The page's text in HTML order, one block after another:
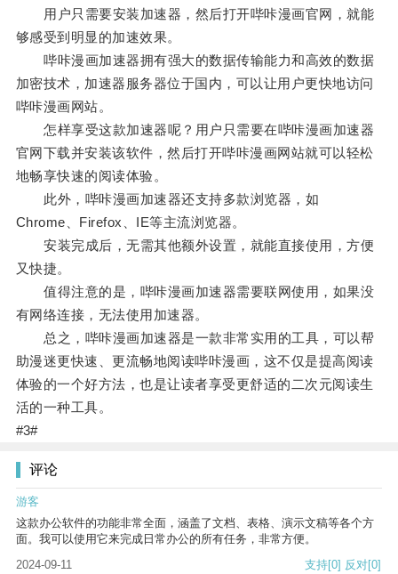
用户只需要安装加速器，然后打开哔咔漫画官网，就能
够感受到明显的加速效果。
哔咔漫画加速器拥有强大的数据传输能力和高效的数据
加密技术，加速器服务器位于国内，可以让用户更快地访问
哔咔漫画网站。
怎样享受这款加速器呢？用户只需要在哔咔漫画加速器
官网下载并安装该软件，然后打开哔咔漫画网站就可以轻松
地畅享快速的阅读体验。
此外，哔咔漫画加速器还支持多款浏览器，如
Chrome、Firefox、IE等主流浏览器。
安装完成后，无需其他额外设置，就能直接使用，方便
又快捷。
值得注意的是，哔咔漫画加速器需要联网使用，如果没
有网络连接，无法使用加速器。
总之，哔咔漫画加速器是一款非常实用的工具，可以帮
助漫迷更快速、更流畅地阅读哔咔漫画，这不仅是提高阅读
体验的一个好方法，也是让读者享受更舒适的二次元阅读生
活的一种工具。
#3#
评论
游客
这款办公软件的功能非常全面，涵盖了文档、表格、演示文稿等各个方
面。我可以使用它来完成日常办公的所有任务，非常方便。
2024-09-11
支持[0] 反对[0]